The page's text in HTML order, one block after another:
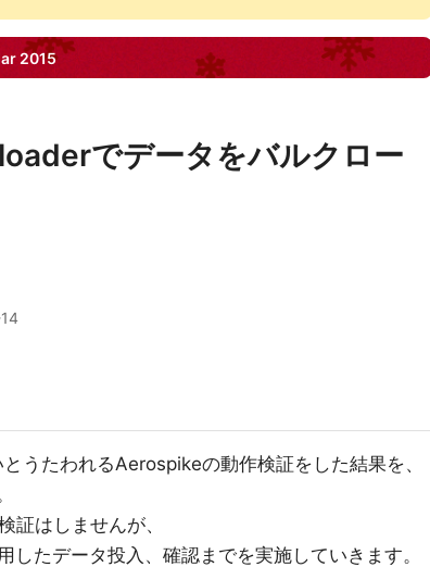
2015
でデータをバルクロー
うたわれるAerospikeの動作検証をした結果を、
証はしませんが、
たデータ投入、確認までを実施していきます。